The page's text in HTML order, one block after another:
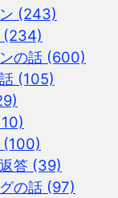
(243)
(234)
の話 (600)
(105)
(100)
答 (39)
の話 (97)